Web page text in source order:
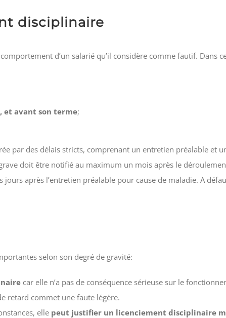
disciplinaire
d’un salarié qu’il considère comme fautif. Dans
avant son terme;
par des délais stricts, comprenant un entretien préalable et
doit être notifié au maximum un mois après le
après l’entretien préalable pour cause de maladie. A
selon son degré de gravité:
car elle n’a pas de conséquence sérieuse sur le
retard commet une faute légère.
elle peut justifier un licenciement disciplinaire